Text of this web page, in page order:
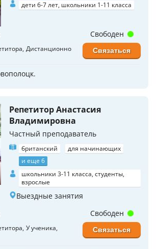
дети 6-7 лет, школьники 1-11 класса
Дистанционно
Свободен
Связаться
Репетитор Анастасия
Владимировна
Частный преподаватель
британский
для начинающих
и еще 6
школьники 3-11 класса, студенты,
взрослые
Выездные занятия
У ученика
Свободен
Связаться